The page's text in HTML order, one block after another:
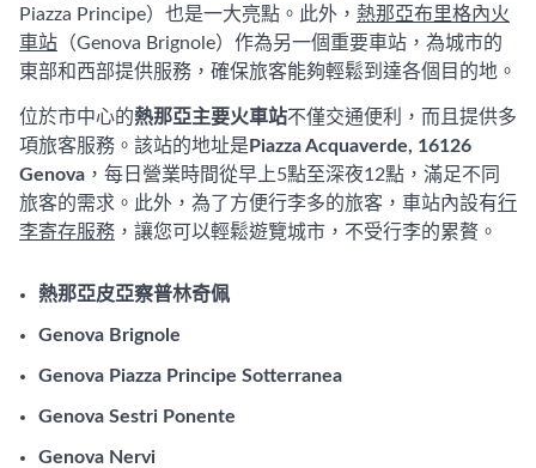
Piazza Principe）也是一大亮點。此外， 熱那亞布里格內火
車站 （Genova Brignole）作為另一個重要車站，為城市的
東部和西部提供服務，確保旅客能夠輕鬆到達各個目的地。
位於市中心的熱那亞主要火車站不僅交通便利，而且提供多
項旅客服務。該站的地址是 Piazza Acquaverde, 16126
Genova ，每日營業時間從早上5點至深夜12點，滿足不同
旅客的需求。此外，為了方便行李多的旅客，車站內設有行
李寄存服務 ，讓您可以輕鬆遊覽城市，不受行李的累贅。
熱那亞皮亞察普林奇佩
Genova Brignole
Genova Piazza Principe Sotterranea
Genova Sestri Ponente
Genova Nervi